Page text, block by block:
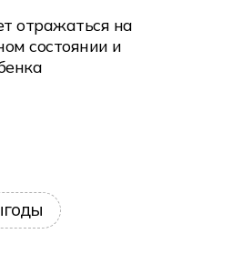
отражаться на
состоянии и